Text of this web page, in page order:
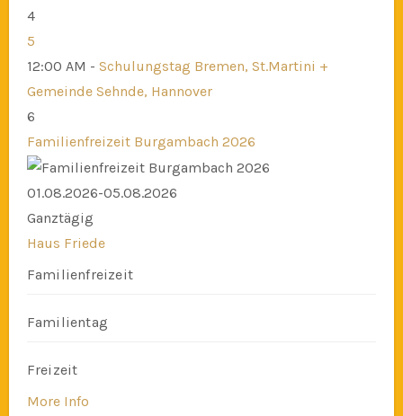
4
5
12:00 AM - Schulungstag Bremen, St.Martini +
Gemeinde Sehnde, Hannover
6
Familienfreizeit Burgambach 2026
01.08.2026-05.08.2026
Ganztägig
Haus Friede
Familienfreizeit
Familientag
Freizeit
More Info